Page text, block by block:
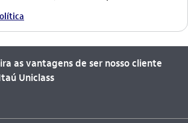
as vantagens de ser nosso cliente
Uniclass